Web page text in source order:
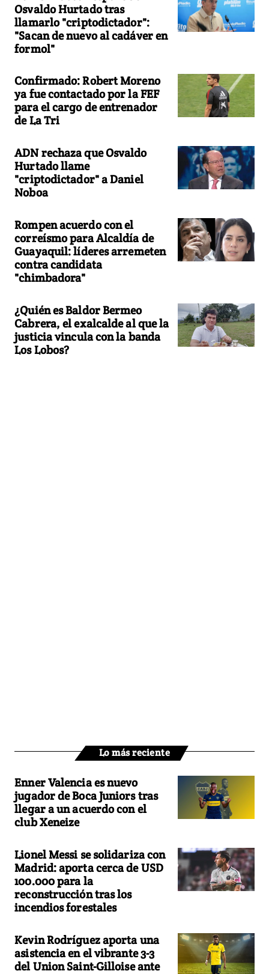
Osvaldo Hurtado tras
llamarlo "criptodictador":
"Sacan de nuevo al cadáver en
formol"
Confirmado: Robert Moreno
ya fue contactado por la FEF
para el cargo de entrenador
de La Tri
ADN rechaza que Osvaldo
Hurtado llame
"criptodictador" a Daniel
Noboa
Rompen acuerdo con el
correísmo para Alcaldía de
Guayaquil: líderes arremeten
contra candidata
"chimbadora"
¿Quién es Baldor Bermeo
Cabrera, el exalcalde al que la
justicia vincula con la banda
Los Lobos?
Lo más reciente
Enner Valencia es nuevo
jugador de Boca Juniors tras
llegar a un acuerdo con el
club Xeneize
Lionel Messi se solidariza con
Madrid: aporta cerca de USD
100.000 para la
reconstrucción tras los
incendios forestales
Kevin Rodríguez aporta una
asistencia en el vibrante 3-3
del Union Saint-Gilloise ante